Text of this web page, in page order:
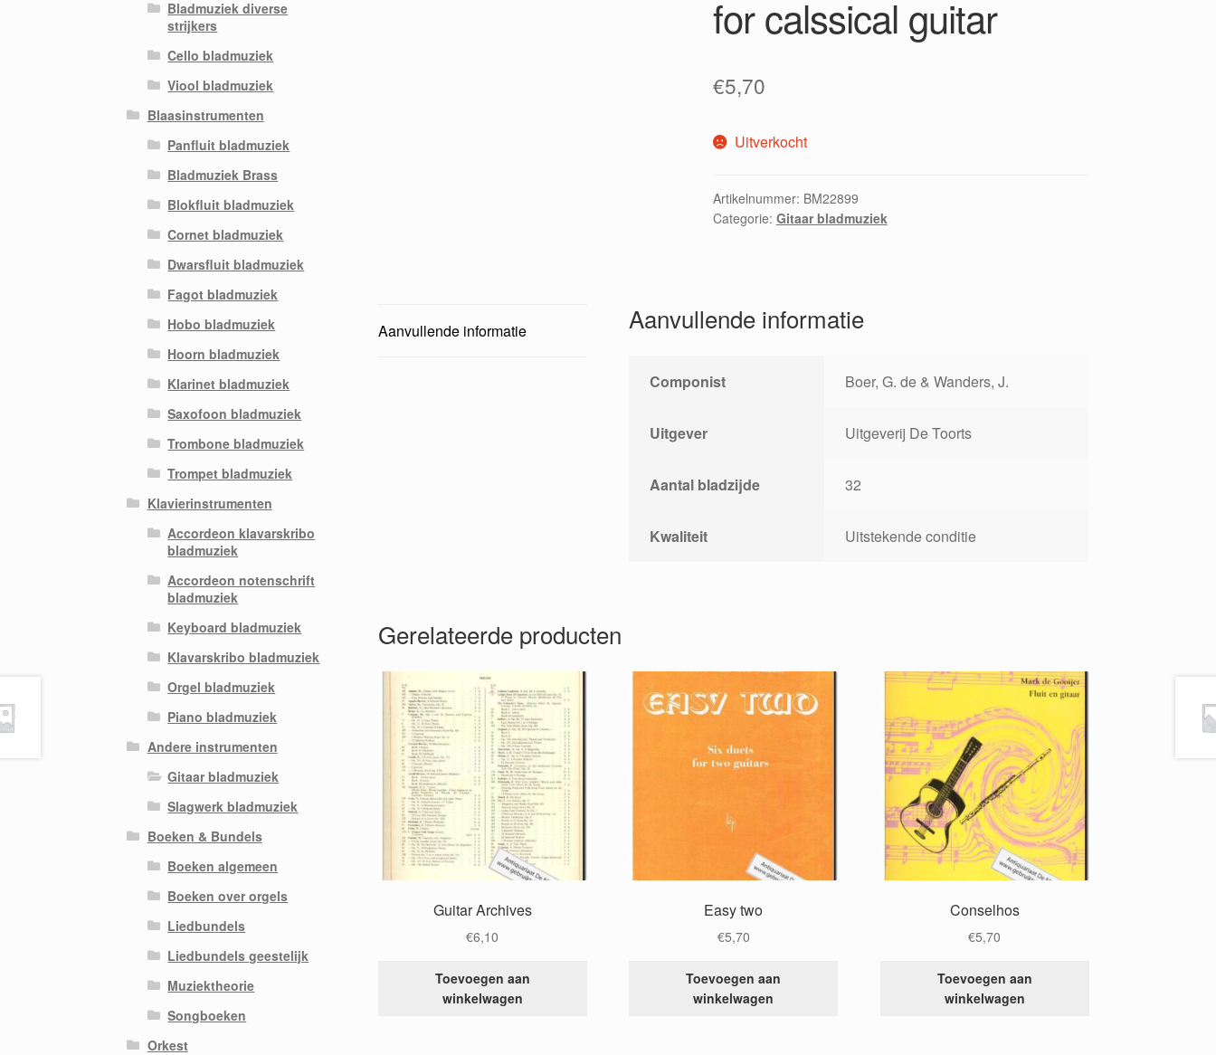
for calssical guitar
€5,70
Uitverkocht
Artikelnummer: BM22899
Categorie: Gitaar bladmuziek
Aanvullende informatie Aanvullende informatie
Componist Boer, G. de & Wanders, J.
Uitgever Uitgeverij De Toorts
Aantal bladzijde 32
Kwaliteit Uitstekende conditie
Gerelateerde producten
Guitar Archives
€6,10
Toevoegen aan
winkelwagen
Easy two
€5,70
Toevoegen aan
winkelwagen
Conselhos
€5,70
Toevoegen aan
winkelwagen
Bladmuziek diverse
strijkers
Cello bladmuziek
Viool bladmuziek
Blaasinstrumenten
Panfluit bladmuziek
Bladmuziek Brass
Blokfluit bladmuziek
Cornet bladmuziek
Dwarsfluit bladmuziek
Fagot bladmuziek
Hobo bladmuziek
Hoorn bladmuziek
Klarinet bladmuziek
Saxofoon bladmuziek
Trombone bladmuziek
Trompet bladmuziek
Klavierinstrumenten
Accordeon klavarskribo
bladmuziek
Accordeon notenschrift
bladmuziek
Keyboard bladmuziek
Klavarskribo bladmuziek
Orgel bladmuziek
Piano bladmuziek
Andere instrumenten
Gitaar bladmuziek
Slagwerk bladmuziek
Boeken & Bundels
Boeken algemeen
Boeken over orgels
Liedbundels
Liedbundels geestelijk
Muziektheorie
Songboeken
Orkest